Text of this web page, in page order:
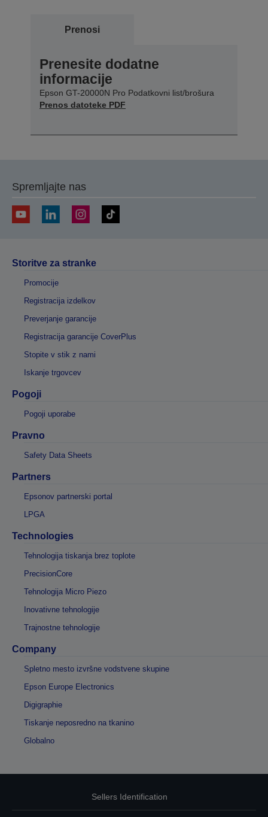
Prenosi
Prenesite dodatne
informacije
Epson GT-20000N Pro Podatkovni list/brošura
Prenos datoteke PDF
Spremljajte nas
Storitve za stranke
Promocije
Registracija izdelkov
Preverjanje garancije
Registracija garancije CoverPlus
Stopite v stik z nami
Iskanje trgovcev
Pogoji
Pogoji uporabe
Pravno
Safety Data Sheets
Partners
Epsonov partnerski portal
LPGA
Technologies
Tehnologija tiskanja brez toplote
PrecisionCore
Tehnologija Micro Piezo
Inovativne tehnologije
Trajnostne tehnologije
Company
Spletno mesto izvršne vodstvene skupine
Epson Europe Electronics
Digigraphie
Tiskanje neposredno na tkanino
Globalno
Sellers Identification